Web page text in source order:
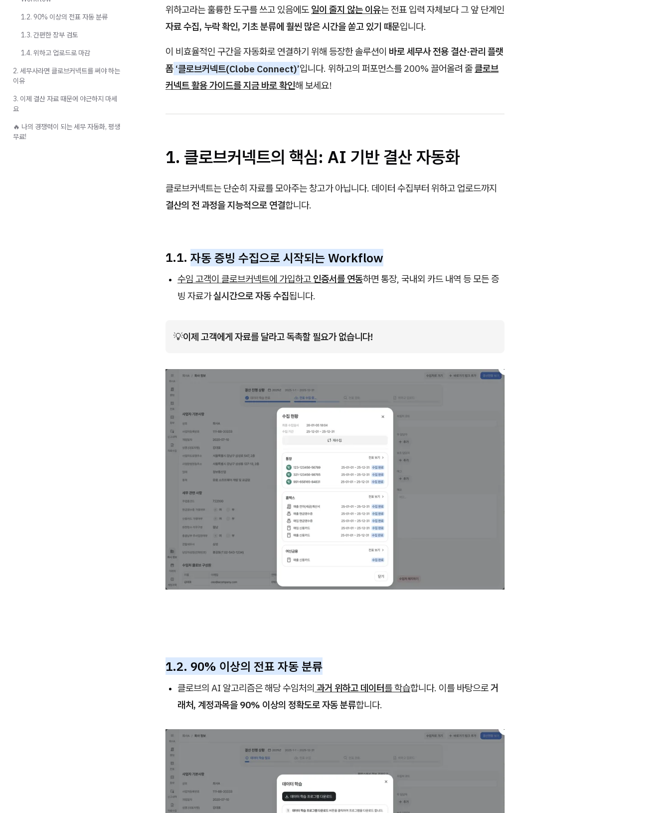
위하고라는 훌륭한 도구를 쓰고 있음에도 일이 줄지 않는 이유는 전표 입력 자체보다 그 앞 단계인
자료 수집, 누락 확인, 기초 분류에 훨씬 많은 시간을 쏟고 있기 때문입니다.
이 비효율적인 구간을 자동화로 연결하기 위해 등장한 솔루션이 바로 세무사 전용 결산·관리 플랫
폼 ‘클로브커넥트(Clobe Connect)’입니다. 위하고의 퍼포먼스를 200% 끌어올려 줄클로브
커넥트 활용 가이드를 지금 바로 확인해 보세요!
1. 클로브커넥트의 핵심: AI 기반 결산 자동화
클로브커넥트는 단순히 자료를 모아주는 창고가 아닙니다. 데이터 수집부터 위하고 업로드까지
결산의 전 과정을 지능적으로 연결합니다.
1.1. 자동 증빙 수집으로 시작되는 Workflow
수임 고객이 클로브커넥트에 가입하고 인증서를 연동하면 통장, 국내외 카드 내역 등 모든 증
빙 자료가실시간으로 자동 수집됩니다.
💡이제 고객에게 자료를 달라고 독촉할 필요가 없습니다!
1.2. 90% 이상의 전표 자동 분류
클로브의 AI 알고리즘은 해당 수임처의 과거 위하고 데이터를 학습합니다. 이를 바탕으로거
래처, 계정과목을 90% 이상의 정확도로 자동 분류합니다.
1.2. 90% 이상의 전표 자동 분류
1.3. 간편한 장부 검토
1.4. 위하고 업로드로 마감
2. 세무사라면 클로브커넥트를 써야 하는
이유
3. 이제 결산 자료 때문에 야근하지 마세
요
🔥 나의 경쟁력이 되는 세무 자동화, 평생
무료!